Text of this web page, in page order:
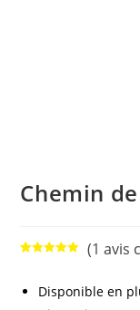
Chemin
basé sur
(1 avis
Disponible en